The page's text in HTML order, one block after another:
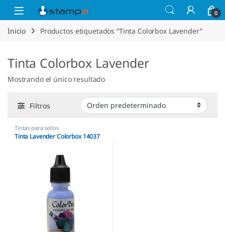
Saltar a la navegación
Saltar al contenido
Open 0
Inicio Productos etiquetados “Tinta Colorbox Lavender”
Tinta Colorbox Lavender
Mostrando el único resultado
Filtros
Tintas para sellos
Tinta Lavender Colorbox 14037